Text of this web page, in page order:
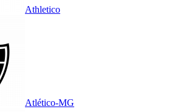
Athletico
Atlético-MG